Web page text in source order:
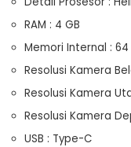
RAM : 4 GB
Memori Internal : 64
Resolusi Kamera
Resolusi Kamera
Resolusi Kamera
USB : Type-C